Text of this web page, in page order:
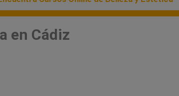
en Cádiz